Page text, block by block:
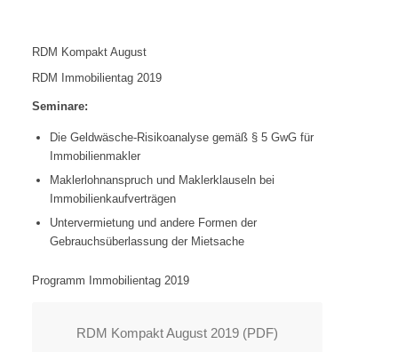
RDM Kompakt August
RDM Immobilientag 2019
Seminare:
Die Geldwäsche-Risikoanalyse gemäß § 5 GwG für
Immobilienmakler
Maklerlohnanspruch und Maklerklauseln bei
Immobilienkaufverträgen
Untervermietung und andere Formen der
Gebrauchsüberlassung der Mietsache
Programm Immobilientag 2019
RDM Kompakt August 2019 (PDF)